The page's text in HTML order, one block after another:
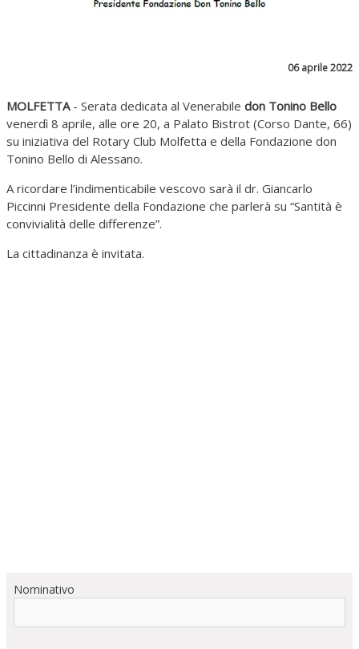
06 aprile 2022
MOLFETTA- Serata dedicata al Venerabile don Tonino Bello
venerdì 8 aprile, alle ore 20, a Palato Bistrot (Corso Dante, 66)
su iniziativa del Rotary Club Molfetta e della Fondazione don
Tonino Bello di Alessano.
A ricordare l’indimenticabile vescovo sarà il dr. Giancarlo
Piccinni Presidente della Fondazione che parlerà su “Santità è
convivialità delle differenze”.
La cittadinanza è invitata.
Nominativo